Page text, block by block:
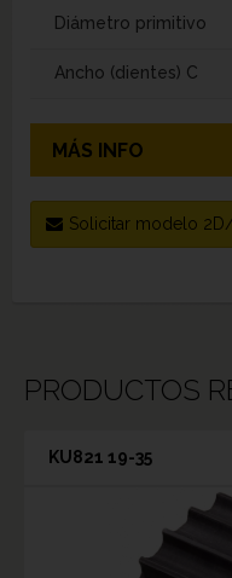
Diámetro primitivo
Ancho (dientes) C
MÁS INFO
Solicitar modelo
PRODUCTOS
KU821 19-35